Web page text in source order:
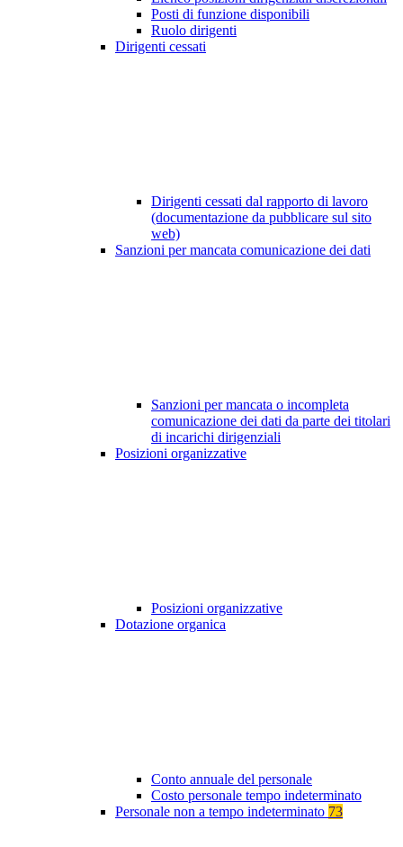
Posti di funzione disponibili
Ruolo dirigenti
Dirigenti cessati
Dirigenti cessati dal rapporto di lavoro
(documentazione da pubblicare sul sito
web)
Sanzioni per mancata comunicazione dei dati
Sanzioni per mancata o incompleta
comunicazione dei dati da parte dei titolari
di incarichi dirigenziali
Posizioni organizzative
Posizioni organizzative
Dotazione organica
Conto annuale del personale
Costo personale tempo indeterminato
Personale non a tempo indeterminato 73